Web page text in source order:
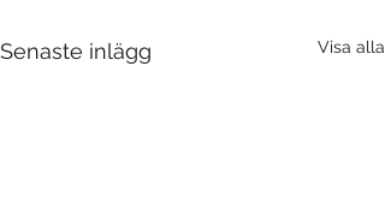
Senaste inlägg Visa alla